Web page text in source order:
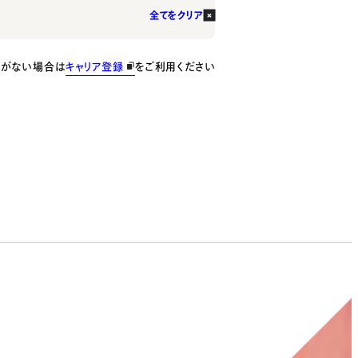
全てをクリア
ない場合はキャリア登録 をご利用ください